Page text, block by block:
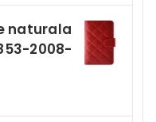
naturala
2008-